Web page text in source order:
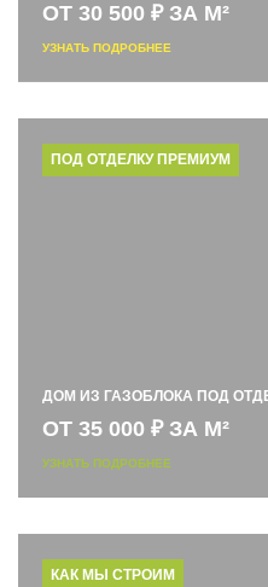
ОТ 30 500 ₽ ЗА М²
УЗНАТЬ ПОДРОБНЕЕ
ПОД ОТДЕЛКУ ПРЕМИУМ
ДОМ ИЗ ГАЗОБЛОКА ПОД
ОТ 35 000 ₽ ЗА М²
УЗНАТЬ ПОДРОБНЕЕ
КАК МЫ СТРОИМ